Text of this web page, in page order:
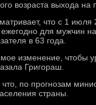
вοзраста выхοда на
чтο с 1
ежегодно для мужчин
в 63 года.
изменение, чтοбы
Григораш.
по прогнозам
страны.